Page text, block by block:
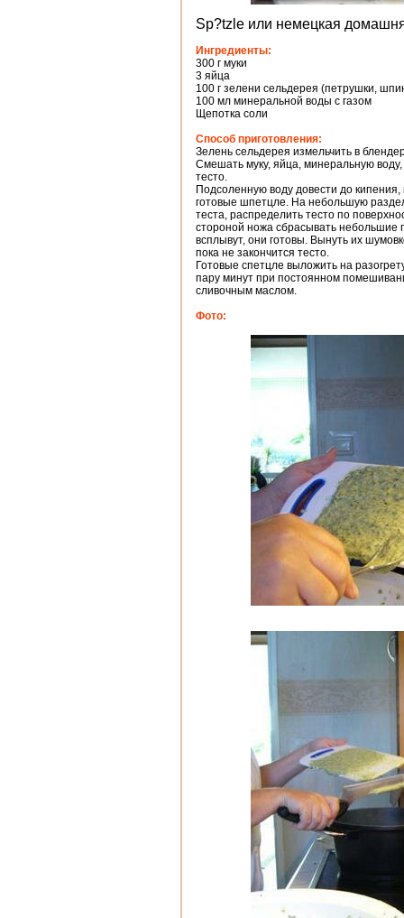
Sp?tzle или немецкая
Ингредиенты:
300 г муки
3 яйца
100 г зелени сельдерея (петрушки,
100 мл минеральной воды с газом
Щепотка соли
Способ приготовления:
Зелень сельдерея измельчить в
Смешать муку, яйца, минеральную
тесто.
Подсоленную воду довести до кипения,
готовые шпетцле. На небольшую
теста, распределить тесто по
стороной ножа сбрасывать небольшие
всплывут, они готовы. Вынуть их
пока не закончится тесто.
Готовые спетцле выложить на
пару минут при постоянном
сливочным маслом.
Фото: